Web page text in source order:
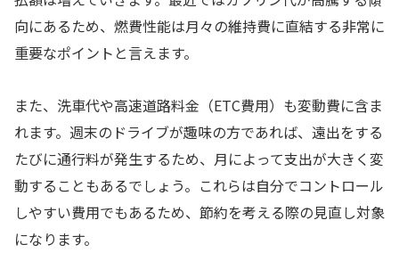
向にあるため、燃費性能は月々の維持費に直結する非常に
重要なポイントと言えます。
また、洗車代や高速道路料金（ETC費用）も変動費に含ま
れます。週末のドライブが趣味の方であれば、遠出をする
たびに通行料が発生するため、月によって支出が大きく変
動することもあるでしょう。これらは自分でコントロール
しやすい費用でもあるため、節約を考える際の見直し対象
になります。